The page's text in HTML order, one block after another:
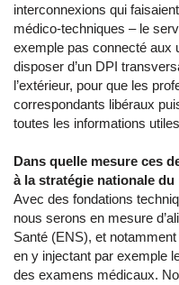
interconnexions qui
médico-techniques – le
exemple pas connecté aux
disposer d’un DPI
l’extérieur, pour que les
correspondants libéraux
toutes les informations
Dans quelle mesure ces
à la stratégie nationale
Avec des fondations
nous serons en mesure
Santé (ENS), et
en y injectant par exemple
des examens médicaux.